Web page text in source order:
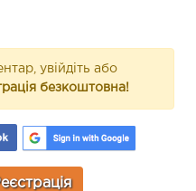
увійдіть або
безкоштовна!